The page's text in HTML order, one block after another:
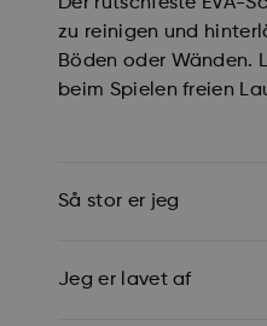
zu reinigen und
Böden oder Wänden.
beim Spielen freien
Så stor er jeg
Jeg er lavet af